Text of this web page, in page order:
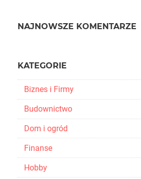
NAJNOWSZE KOMENTARZE
KATEGORIE
Biznes i Firmy
Budownictwo
Dom i ogród
Finanse
Hobby